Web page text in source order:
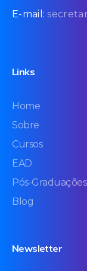
E-mail:
Links
Home
Sobre
Cursos
EAD
Pós-Graduações
Blog
Newsletter